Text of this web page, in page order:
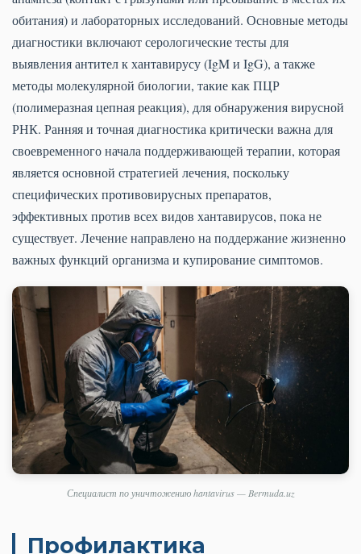
обитания) и лабораторных исследований. Основные методы
диагностики включают серологические тесты для
выявления антител к хантавирусу (IgM и IgG), а также
методы молекулярной биологии, такие как ПЦР
(полимеразная цепная реакция), для обнаружения вирусной
РНК. Ранняя и точная диагностика критически важна для
своевременного начала поддерживающей терапии, которая
является основной стратегией лечения, поскольку
специфических противовирусных препаратов,
эффективных против всех видов хантавирусов, пока не
существует. Лечение направлено на поддержание жизненно
важных функций организма и купирование симптомов.
Специалист по уничтожению hantavirus — Bermuda.uz
Профилактика